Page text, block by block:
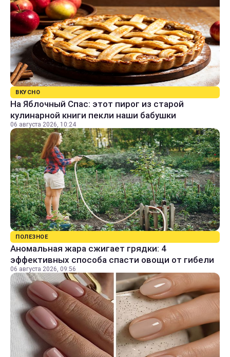
ВКУСНО
На Яблочный Спас: этот пирог из старой
кулинарной книги пекли наши бабушки
06 августа 2026, 10:24
ПОЛЕЗНОЕ
Аномальная жара сжигает грядки: 4
эффективных способа спасти овощи от гибели
06 августа 2026, 09:56